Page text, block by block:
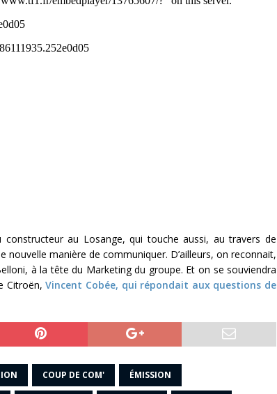
au Losange, qui touche aussi, au travers de
nouvelle manière de communiquer. D’ailleurs, on reconnait,
à la tête du Marketing du groupe. Et on se souviendra
Citroën,Vincent Cobée, qui répondait aux questions de
COUP DE COM' ÉMISSION